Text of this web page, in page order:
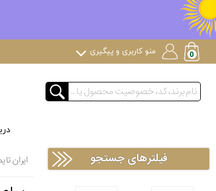
منو کاربری و پیگیری
ایران فیلترهای جستجو